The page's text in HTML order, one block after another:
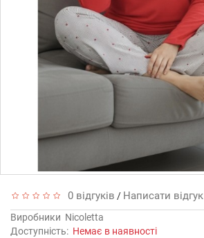
0 відгуків / Написати відгук
Виробники Nicoletta
Доступність: Немає в наявності